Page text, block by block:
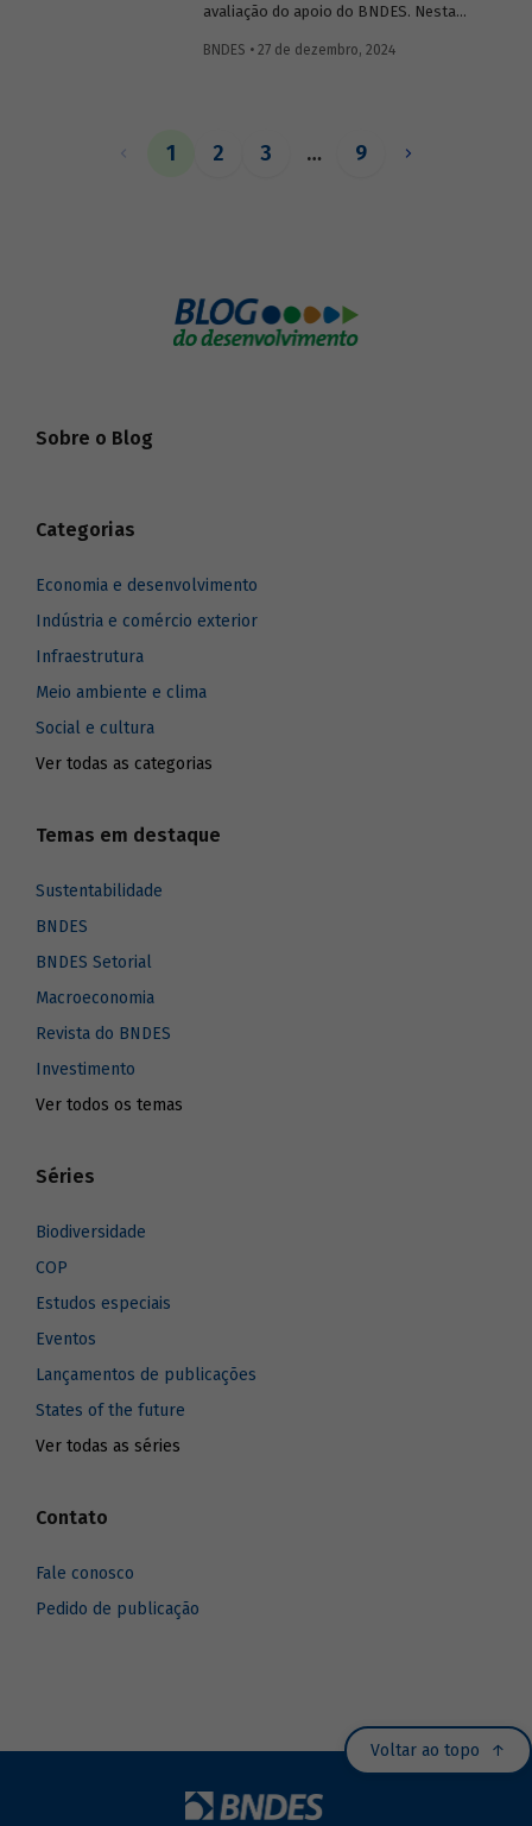
avaliação do apoio do BNDES. Nesta
operacional, as entregas e os impactos
BNDES • 27 de dezembro, 2024
1 2 3 … 9
Sobre o Blog
Categorias
Economia e desenvolvimento
Indústria e comércio exterior
Infraestrutura
Meio ambiente e clima
Social e cultura
Ver todas as categorias
Temas em destaque
Sustentabilidade
BNDES
BNDES Setorial
Macroeconomia
Revista do BNDES
Investimento
Ver todos os temas
Séries
Biodiversidade
COP
Estudos especiais
Eventos
Lançamentos de publicações
States of the future
Ver todas as séries
Contato
Fale conosco
Pedido de publicação
Voltar ao topo